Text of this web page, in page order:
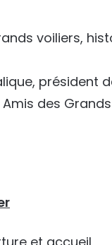
voiliers,
président
des